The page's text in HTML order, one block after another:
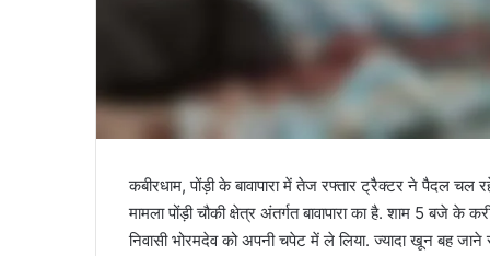
कबीरधाम, पोंड़ी के बावापारा में तेज रफ्तार ट्रैक्टर ने पैदल चल
मामला पोंड़ी चौकी क्षेत्र अंतर्गत बावापारा का है. शाम 5 बजे
निवासी भोरमदेव को अपनी चपेट में ले लिया. ज्यादा खून बह